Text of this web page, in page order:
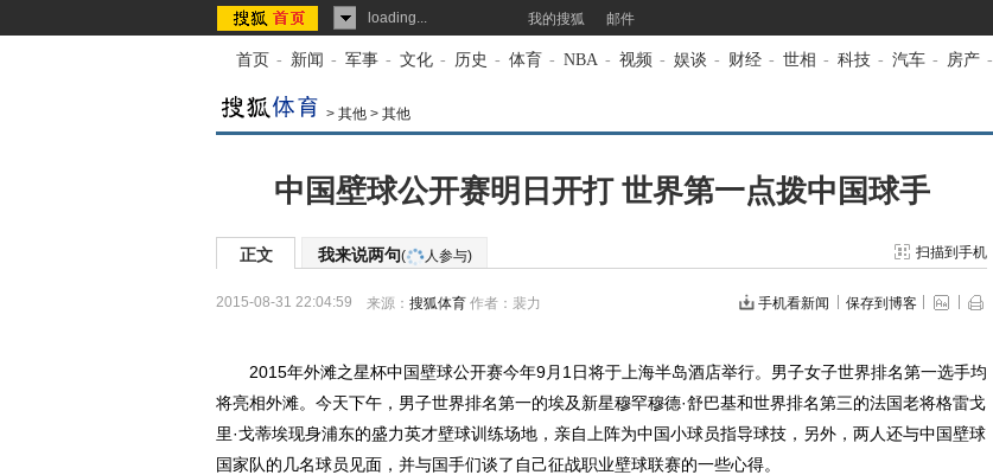
loading... 我的搜狐 邮件
首页 - 新闻 - 军事 - 文化 - 历史 - 体育 - NBA - 视频 - 娱谈 - 财经 - 世相 - 科技 - 汽车 - 房产 -
> 其他 > 其他
中国壁球公开赛明日开打 世界第一点拨中国球手
正文 我来说两句( 人参与) 扫描到手机
2015-08-31 22:04:59 来源： 搜狐体育 作者：裴力 手机看新闻 保存到博客
2015年外滩之星杯中国壁球公开赛今年9月1日将于上海半岛酒店举行。男子女子世界排名第一选手均
将亮相外滩。今天下午，男子世界排名第一的埃及新星穆罕穆德·舒巴基和世界排名第三的法国老将格雷戈
里·戈蒂埃现身浦东的盛力英才壁球训练场地，亲自上阵为中国小球员指导球技，另外，两人还与中国壁球
国家队的几名球员见面，并与国手们谈了自己征战职业壁球联赛的一些心得。